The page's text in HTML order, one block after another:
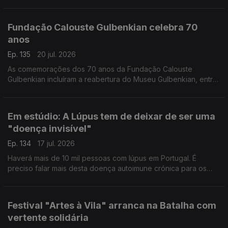
Fundação Calouste Gulbenkian celebra 70
anos
Ep. 135
20 jul. 2026
As comemorações dos 70 anos da Fundação Calouste
Gulbenkian incluíram a reabertura do Museu Gulbenkian, entre
Em estúdio: A Lúpus tem de deixar de ser uma
"doença invisível"
Ep. 134
17 jul. 2026
Haverá mais de 10 mil pessoas com lúpus em Portugal. É
preciso falar mais desta doença autoimune crónica para os
Festival "Artes à Vila" arranca na Batalha com
vertente solidária